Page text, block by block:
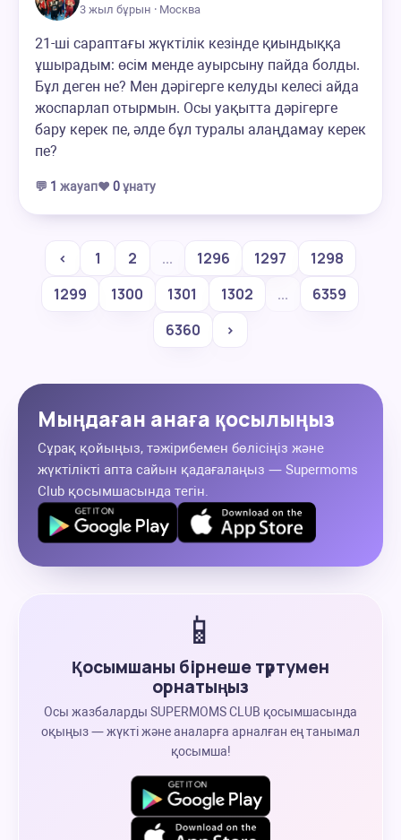
3 жыл бұрын · Москва
21-ші сараптағы жүктілік кезінде қиындыққа
ұшырадым: өсім менде ауырсыну пайда болды.
Бұл деген не? Мен дәрігерге келуды келесі айда
жоспарлап отырмын. Осы уақытта дәрігерге
бару керек пе, әлде бұл туралы алаңдамау керек
пе?
💬 1 жауап❤️ 0ұнату
‹ 1 2 ... 1296 1297
1298
1299
1300 1301 1302 ...
6359
6360
›
Мыңдаған анаға қосылыңыз
Сұрақ қойыңыз, тәжірибемен бөлісіңіз және
жүктілікті апта сайын қадағалаңыз — Supermoms
Club қосымшасында тегін.
📱
Қосымшаны бірнеше түртумен
орнатыңыз
Осы жазбаларды SUPERMOMS CLUB қосымшасында
оқыңыз — жүкті және аналарға арналған ең танымал
қосымша!